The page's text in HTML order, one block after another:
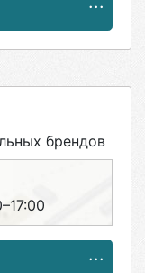
31
брендов
08